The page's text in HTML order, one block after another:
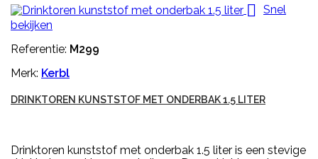
 Snel
bekijken
Referentie: M299
Merk: Kerbl
DRINKTOREN KUNSTSTOF MET ONDERBAK 1.5 LITER
Drinktoren kunststof met onderbak 1.5 liter is een stevige